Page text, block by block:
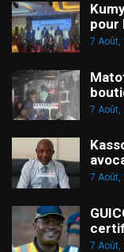
pour
7 Août,
7 Août,
7 Août,
7 Août,